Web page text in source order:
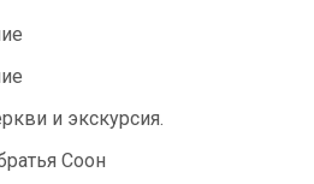
и экскурсия.
Соон